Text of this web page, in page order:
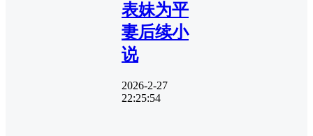
表妹为平
妻后续小
说
2026-2-27
22:25:54